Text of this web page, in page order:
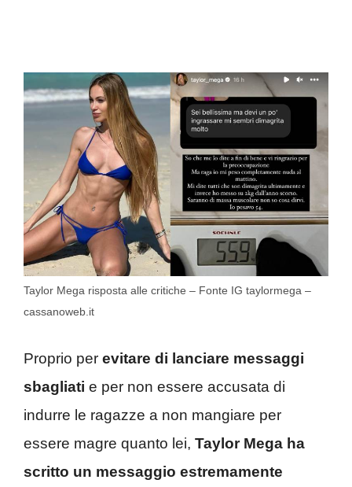
Taylor Mega risposta alle critiche – Fonte IG taylormega –
cassanoweb.it
Proprio per evitare di lanciare messaggi
sbagliati e per non essere accusata di
indurre le ragazze a non mangiare per
essere magre quanto lei, Taylor Mega ha
scritto un messaggio estremamente